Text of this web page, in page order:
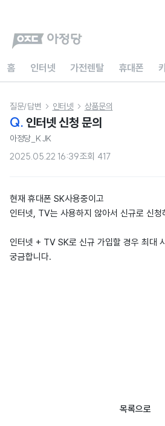
홈 인터넷 가전렌탈 휴대폰
질문/답변  인터넷  상품문의
Q. 인터넷 신청 문의
아정당_KJK
2025.05.22 16:39조회 417
현재 휴대폰 SK사용중이고
인터넷, TV는 사용하지 않아서 신규로 신청
인터넷 + TV SK로 신규 가입할 경우 최대
궁금합니다.
목록으로